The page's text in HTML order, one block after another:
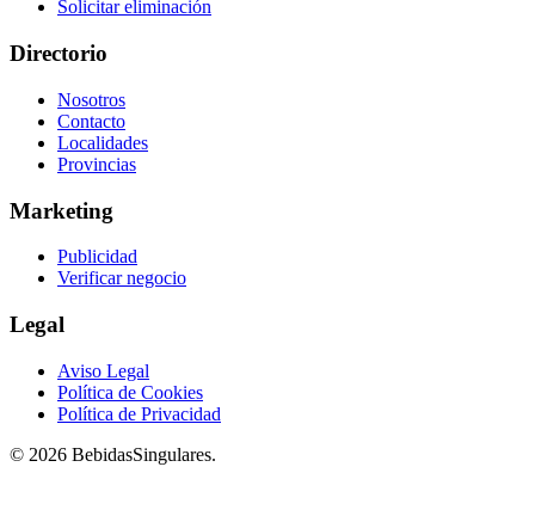
Solicitar eliminación
Directorio
Nosotros
Contacto
Localidades
Provincias
Marketing
Publicidad
Verificar negocio
Legal
Aviso Legal
Política de Cookies
Política de Privacidad
© 2026 BebidasSingulares.